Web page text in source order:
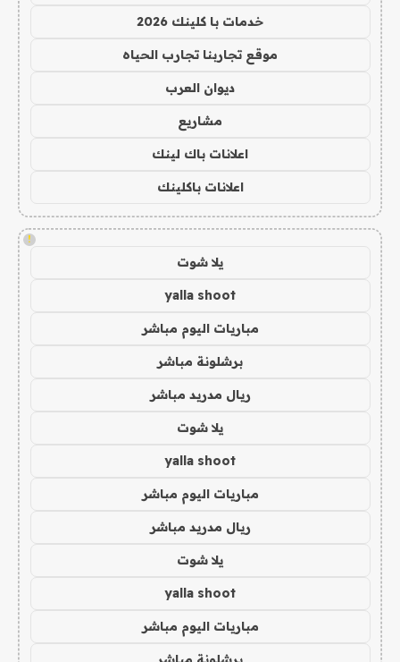
خدمات با كلينك 2026
موقع تجاربنا تجارب الحياه
ديوان العرب
مشاريع
اعلانات باك لينك
اعلانات باكلينك
!
يلا شوت
yalla shoot
مباريات اليوم مباشر
برشلونة مباشر
ريال مدريد مباشر
يلا شوت
yalla shoot
مباريات اليوم مباشر
ريال مدريد مباشر
يلا شوت
yalla shoot
مباريات اليوم مباشر